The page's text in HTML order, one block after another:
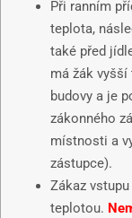
Při ranním
teplota,
také před
má žák vyšší
budovy a je
zákonného
místnosti a
zástupce).
Zákaz
teplotou.